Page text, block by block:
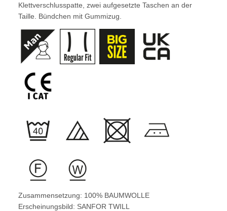
Klettverschlusspatte, zwei aufgesetzte Taschen an der
Taille. Bündchen mit Gummizug.
Zusammensetzung: 100% BAUMWOLLE
Erscheinungsbild: SANFOR TWILL